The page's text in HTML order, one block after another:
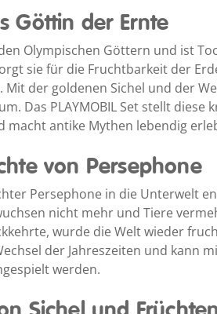
Göttin der Ernte
Olympischen Göttern und ist
sie für die Fruchtbarkeit der
Mit der goldenen Sichel und der
Das PLAYMOBIL Set stellt diese
macht antike Mythen lebendig
von Persephone
Persephone in die Unterwelt
nicht mehr und Tiere
wurde die Welt wieder
der Jahreszeiten und kann
werden.